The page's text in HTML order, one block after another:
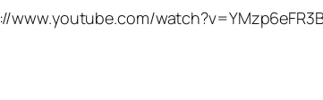
www.youtube.com/